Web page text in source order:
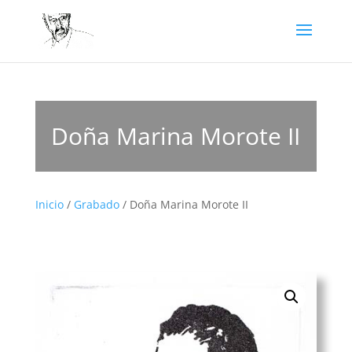
Doña Marina Morote II
Inicio/ Grabado/ Doña Marina Morote II